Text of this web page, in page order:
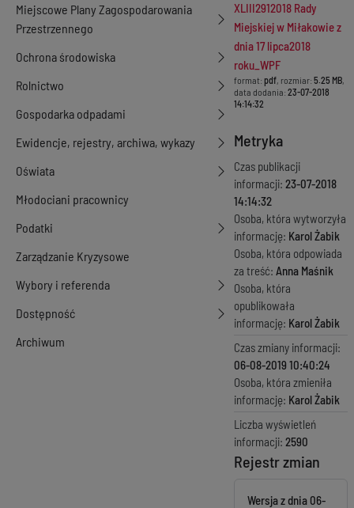
Miejscowe Plany Zagospodarowania
Przestrzennego
Ochrona środowiska
Rolnictwo
Gospodarka odpadami
Ewidencje, rejestry, archiwa, wykazy
Oświata
Młodociani pracownicy
Podatki
Zarządzanie Kryzysowe
Wybory i referenda
Dostępność
Archiwum
XLIII2912018 Rady
Miejskiej w Miłakowie z
dnia 17 lipca2018
roku_WPF
format: pdf, rozmiar: 5.25 MB,
data dodania: 23-07-2018
14:14:32
Metryka
Czas publikacji
informacji: 23-07-2018
14:14:32
Osoba, która wytworzyła
informację: Karol Żabik
Osoba, która odpowiada
za treść: Anna Maśnik
Osoba, która
opublikowała
informację: Karol Żabik
Czas zmiany informacji:
06-08-2019 10:40:24
Osoba, która zmieniła
informację: Karol Żabik
Liczba wyświetleń
informacji: 2590
Rejestr zmian
Wersja z dnia 06-